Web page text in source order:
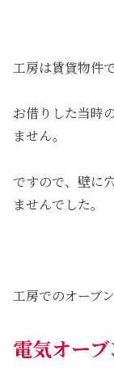
工房は賃貸物件で
お借りした当時
ません。
ですので、壁に
ませんでした。
工房でのオーブ
電気オーブ